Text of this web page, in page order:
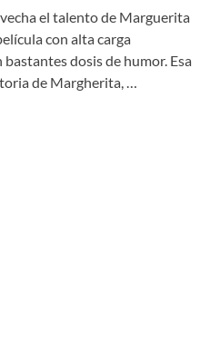
el talento de Marguerita
con alta carga
dosis de humor. Esa
de Margherita, …